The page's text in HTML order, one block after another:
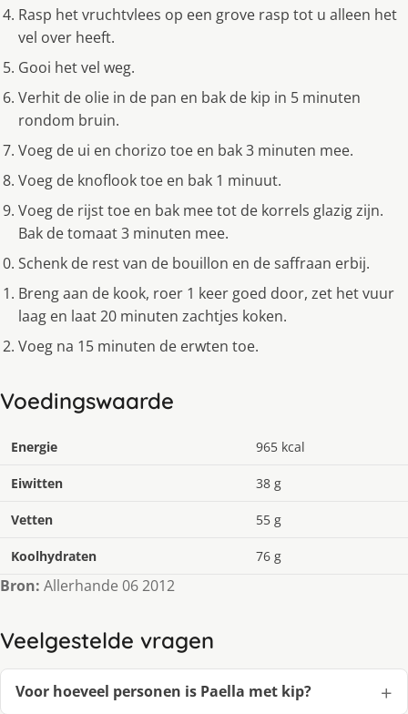
Rasp het vruchtvlees op een grove rasp tot u alleen het
vel over heeft.
Gooi het vel weg.
Verhit de olie in de pan en bak de kip in 5 minuten
rondom bruin.
Voeg de ui en chorizo toe en bak 3 minuten mee.
Voeg de knoflook toe en bak 1 minuut.
Voeg de rijst toe en bak mee tot de korrels glazig zijn.
Bak de tomaat 3 minuten mee.
Schenk de rest van de bouillon en de saffraan erbij.
Breng aan de kook, roer 1 keer goed door, zet het vuur
laag en laat 20 minuten zachtjes koken.
Voeg na 15 minuten de erwten toe.
Voedingswaarde
Energie 965 kcal
Eiwitten 38 g
Vetten 55 g
Koolhydraten 76 g
Bron: Allerhande 06 2012
Veelgestelde vragen
Voor hoeveel personen is Pa­el­la met kip?